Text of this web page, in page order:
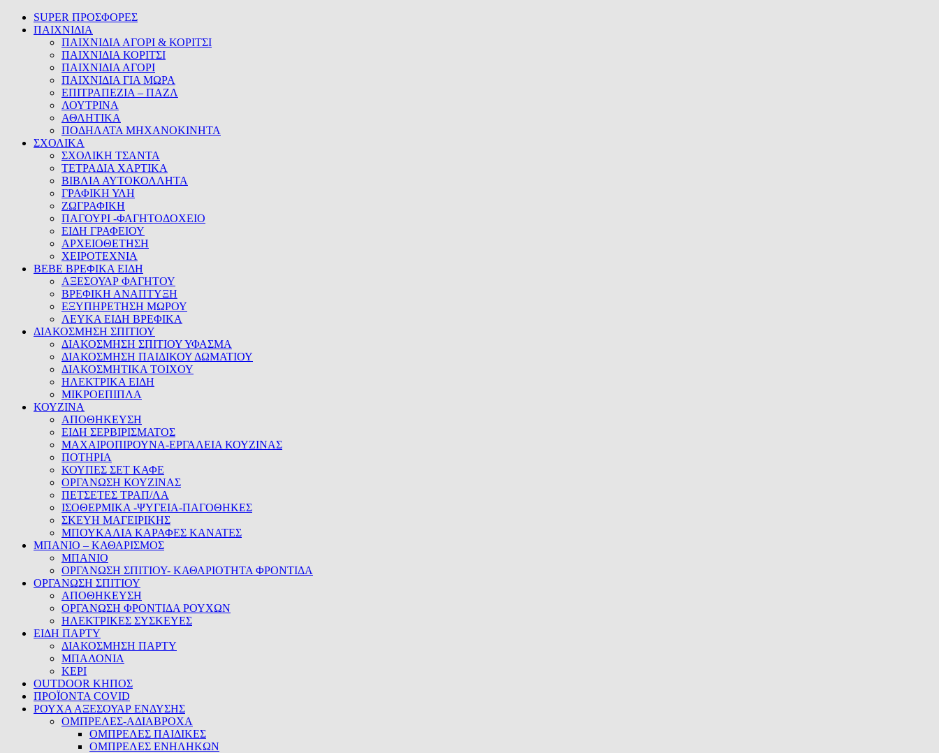
SUPER ΠΡΟΣΦΟΡΕΣ
ΠΑΙΧΝΙΔΙΑ
ΠΑΙΧΝΙΔΙΑ ΑΓΟΡΙ & ΚΟΡΙΤΣΙ
ΠΑΙΧΝΙΔΙΑ ΚΟΡΙΤΣΙ
ΠΑΙΧΝΙΔΙΑ ΑΓΟΡΙ
ΠΑΙΧΝΙΔΙΑ ΓΙΑ ΜΩΡΑ
ΕΠΙΤΡΑΠΕΖΙΑ – ΠΑΖΛ
ΛΟΥΤΡΙΝΑ
ΑΘΛΗΤΙΚΑ
ΠΟΔΗΛΑΤΑ ΜΗΧΑΝΟΚΙΝΗΤΑ
ΣΧΟΛΙΚΑ
ΣΧΟΛΙΚΗ ΤΣΑΝΤΑ
ΤΕΤΡΑΔΙΑ ΧΑΡΤΙΚΑ
ΒΙΒΛΙΑ ΑΥΤΟΚΟΛΛΗΤΑ
ΓΡΑΦΙΚΗ ΥΛΗ
ΖΩΓΡΑΦΙΚΗ
ΠΑΓΟΥΡΙ -ΦΑΓΗΤΟΔΟΧΕΙΟ
ΕΙΔΗ ΓΡΑΦΕΙΟΥ
ΑΡΧΕΙΟΘΕΤΗΣΗ
ΧΕΙΡΟΤΕΧΝΙΑ
BEBE ΒΡΕΦΙΚΑ ΕΙΔΗ
ΑΞΕΣΟΥΑΡ ΦΑΓΗΤΟΥ
ΒΡΕΦΙΚΗ ΑΝΑΠΤΥΞΗ
ΕΞΥΠΗΡΕΤΗΣΗ ΜΩΡΟΥ
ΛΕΥΚΑ ΕΙΔΗ ΒΡΕΦΙΚΑ
ΔΙΑΚΟΣΜΗΣΗ ΣΠΙΤΙΟΥ
ΔΙΑΚΟΣΜΗΣΗ ΣΠΙΤΙΟΥ ΥΦΑΣΜΑ
ΔΙΑΚΟΣΜΗΣΗ ΠΑΙΔΙΚΟΥ ΔΩΜΑΤΙΟΥ
ΔΙΑΚΟΣΜΗΤΙΚΑ ΤΟΙΧΟΥ
ΗΛΕΚΤΡΙΚΑ ΕΙΔΗ
ΜΙΚΡΟΕΠΙΠΛΑ
ΚΟΥΖΙΝΑ
ΑΠΟΘΗΚΕΥΣΗ
ΕΙΔΗ ΣΕΡΒΙΡΙΣΜΑΤΟΣ
ΜΑΧΑΙΡΟΠΙΡΟΥΝΑ-ΕΡΓΑΛΕΙΑ ΚΟΥΖΙΝΑΣ
ΠΟΤΗΡΙΑ
ΚΟΥΠΕΣ ΣΕΤ ΚΑΦΕ
ΟΡΓΑΝΩΣΗ ΚΟΥΖΙΝΑΣ
ΠΕΤΣΕΤΕΣ ΤΡΑΠ/ΛΑ
ΙΣΟΘΕΡΜΙΚΑ -ΨΥΓΕΙΑ-ΠΑΓΟΘΗΚΕΣ
ΣΚΕΥΗ ΜΑΓΕΙΡΙΚΗΣ
ΜΠΟΥΚΑΛΙΑ ΚΑΡΑΦΕΣ ΚΑΝΑΤΕΣ
ΜΠΑΝΙΟ – ΚΑΘΑΡΙΣΜΟΣ
ΜΠΑΝΙΟ
ΟΡΓΑΝΩΣΗ ΣΠΙΤΙΟΥ- ΚΑΘΑΡΙΟΤΗΤΑ ΦΡΟΝΤΙΔΑ
ΟΡΓΑΝΩΣΗ ΣΠΙΤΙΟΥ
ΑΠΟΘΗΚΕΥΣΗ
ΟΡΓΑΝΩΣΗ ΦΡΟΝΤΙΔΑ ΡΟΥΧΩΝ
ΗΛΕΚΤΡΙΚΕΣ ΣΥΣΚΕΥΕΣ
ΕΙΔΗ ΠΑΡΤΥ
ΔΙΑΚΟΣΜΗΣΗ ΠΑΡΤΥ
ΜΠΑΛΟΝΙΑ
ΚΕΡΙ
OUTDOOR ΚΗΠΟΣ
ΠΡΟΪΟΝΤΑ COVID
ΡΟΥΧΑ ΑΞΕΣΟΥΑΡ ΕΝΔΥΣΗΣ
ΟΜΠΡΕΛΕΣ-ΑΔΙΑΒΡΟΧΑ
ΟΜΠΡΕΛΕΣ ΠΑΙΔΙΚΕΣ
ΟΜΠΡΕΛΕΣ ΕΝΗΛΗΚΩΝ